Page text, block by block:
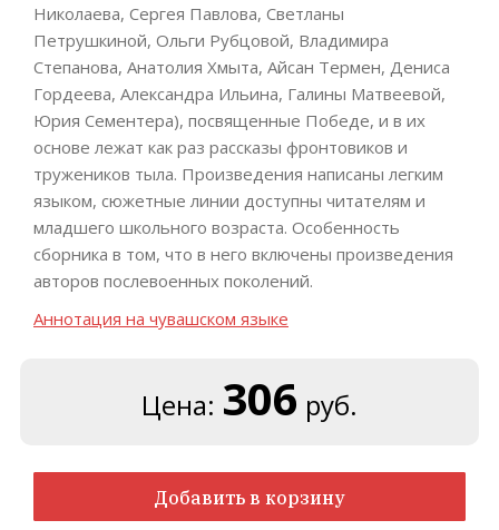
Николаева, Сергея Павлова, Светланы
Петрушкиной, Ольги Рубцовой, Владимира
Степанова, Анатолия Хмыта, Айсан Термен, Дениса
Гордеева, Александра Ильина, Галины Матвеевой,
Юрия Сементера), посвященные Победе, и в их
основе лежат как раз рассказы фронтовиков и
тружеников тыла. Произведения написаны легким
языком, сюжетные линии доступны читателям и
младшего школьного возраста. Особенность
сборника в том, что в него включены произведения
авторов послевоенных поколений.
Аннотация на чувашском языке
Цена: 306 руб.
Добавить в корзину